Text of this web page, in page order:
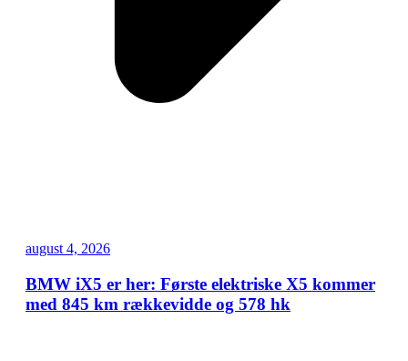
august 4, 2026
BMW iX5 er her: Første elektriske X5 kommer
med 845 km rækkevidde og 578 hk